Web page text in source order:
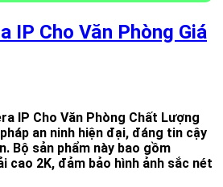
IP Cho Văn Phòng Giá
IP Cho Văn Phòng Chất Lượng
an ninh hiện đại, đáng tin cậy
Bộ sản phẩm này bao gồm
cao 2K, đảm bảo hình ảnh sắc nét